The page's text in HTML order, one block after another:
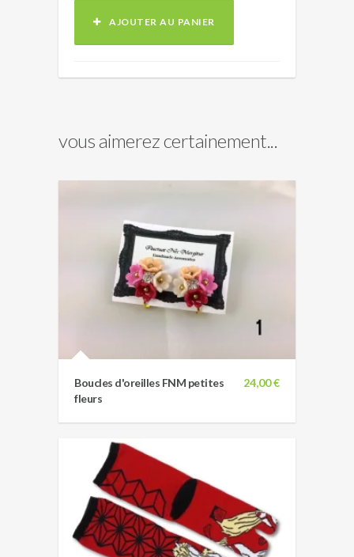
AJOUTER AU PANIER
vous aimerez certainement...
24,00 €
Boucles d'oreilles FNM petites
fleurs